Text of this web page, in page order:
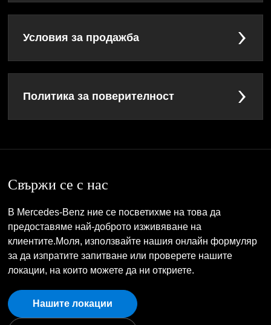
Условия за продажба
Политика за поверителност
Свържи се с нас
В Mercedes-Benz ние се посветихме на това да
предоставяме най-доброто изживяване на
клиентите.Моля, използвайте нашия онлайн формуляр
за да изпратите запитване или проверете нашите
локации, на които можете да ни откриете.
Нашите локации